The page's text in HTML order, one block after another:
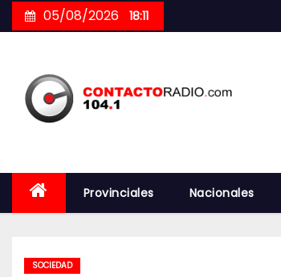
to
05/08/2026 18:11
Provinciales Nacionales
SOCIEDAD